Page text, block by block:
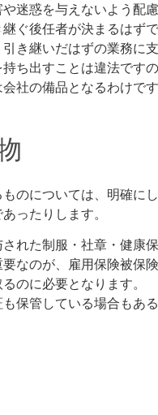
迷惑を与えないよう配
ぐ後任者が決まるはずで
き継いだはずの業務に
ち出すことは違法です
社の備品となるわけで
のについては、明確に
ったりします。
れた制服・社章・健康
なのが、雇用保険被保険
のに必要となります。
保管している場合もあ